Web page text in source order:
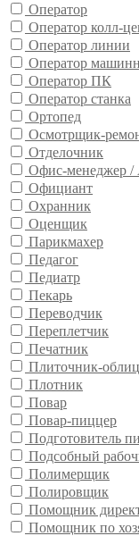
Оператор
Оператор колл-
Оператор линии
Оператор
Оператор ПК
Оператор станка
Ортопед
Осмотрщик-
Отделочник
Офис-менеджер /
Официант
Охранник
Оценщик
Парикмахер
Педагог
Педиатр
Пекарь
Переводчик
Переплетчик
Печатник
Плиточник-
Плотник
Повар
Повар-пиццер
Подготовитель
Подсобный
Полимерщик
Полировщик
Помощник
Помощник по